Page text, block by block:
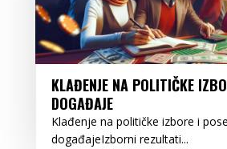
KLAĐENJE NA POLITIČKE
DOGAĐAJE
Klađenje na političke izbore i
događajeIzborni rezultati...